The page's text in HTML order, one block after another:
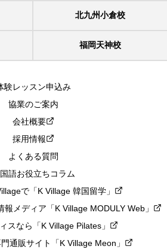
北九州小倉校
福岡天神校
験レッスン申込み
協業のご案内
会社概要
採用情報
よくある質問
語お役立ちコラム
で「K Village 韓国留学」
メディア「K Village MODULY Web」
スなら「K Village Pilates」
通販サイト「K Village Meon」